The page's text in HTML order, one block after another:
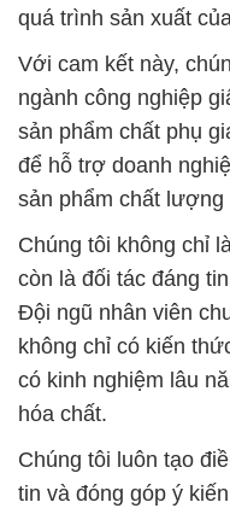
quá trình sản xuất
Với cam kết này,
ngành công nghiệp
sản phẩm chất phụ
để hỗ trợ doanh
sản phẩm chất lượng
Chúng tôi không chỉ
còn là đối tác đáng
Đội ngũ nhân viên
không chỉ có kiến
có kinh nghiệm lâu
hóa chất.
Chúng tôi luôn tạo
tin và đóng góp ý